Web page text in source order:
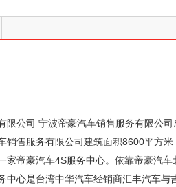
限公司 宁波帝豪汽车销售服务有限公
销售服务有限公司建筑面积8600平方
家帝豪汽车4S服务中心。依靠帝豪汽
中心是台湾中华汽车经销商汇丰汽车